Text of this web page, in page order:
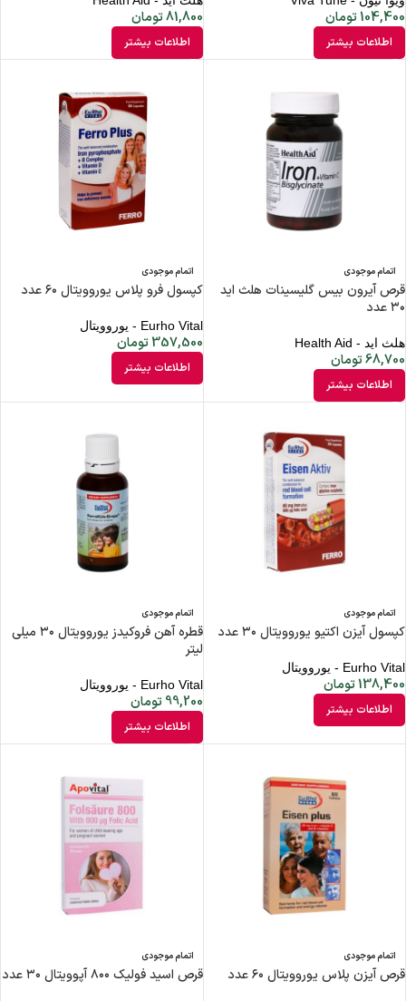
104,400تومان
اطلاعات بیشتر
81,800تومان
اطلاعات بیشتر
اتمام موجودی
قرص آیرون بیس گلیسینات هلث اید
۳۰ عدد
هلث اید - Health Aid
68,700تومان
اطلاعات بیشتر
اتمام موجودی
کپسول فرو پلاس یوروویتال ۶۰ عدد
Eurho Vital - یوروویتال
357,500 تومان
اطلاعات بیشتر
اتمام موجودی
کپسول آیزن اکتیو یوروویتال ۳۰ عدد
Eurho Vital - یوروویتال
138,400تومان
اطلاعات بیشتر
اتمام موجودی
قطره آهن فروکیدز یوروویتال ۳۰ میلی
لیتر
Eurho Vital - یوروویتال
99,200 تومان
اطلاعات بیشتر
اتمام موجودی
قرص آیزن پلاس یوروویتال ۶۰ عدد
اتمام موجودی
قرص اسید فولیک ۸۰۰ آپوویتال ۳۰ عدد